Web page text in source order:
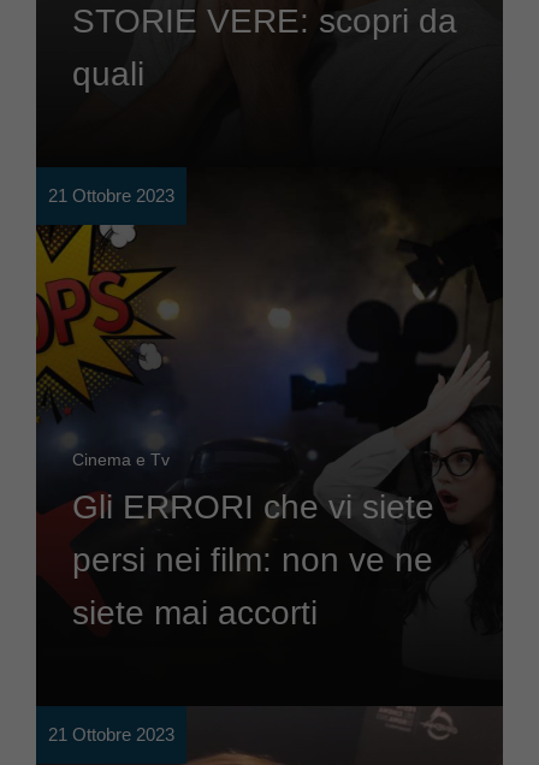
STORIE VERE: scopri da
quali
21 Ottobre 2023
Cinema e Tv
Gli ERRORI che vi siete
persi nei film: non ve ne
siete mai accorti
21 Ottobre 2023